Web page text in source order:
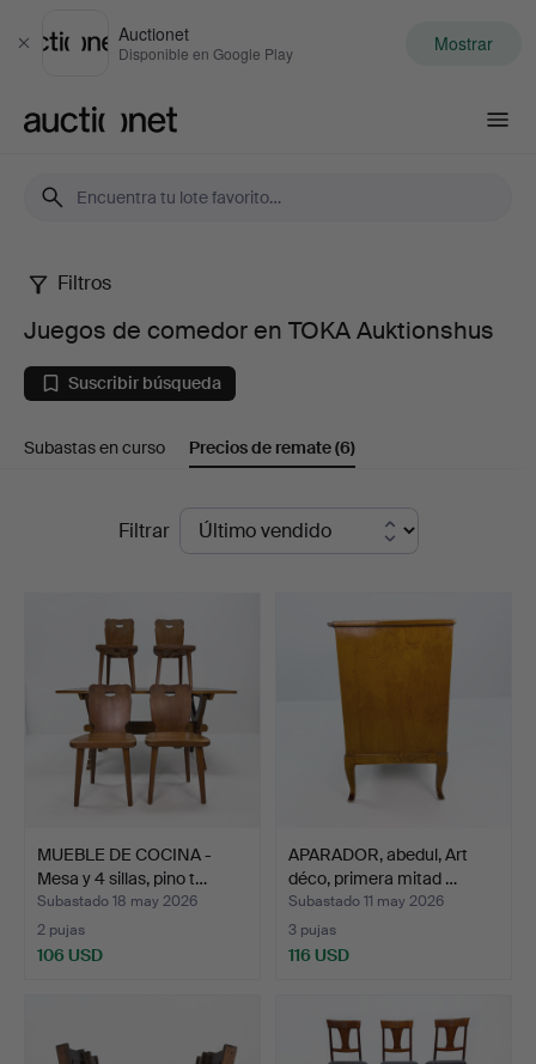
Cerrar
Auctionet
Disponible en Google Play Mostrar
Juegos
de
comedor
en
Filtros
Juegos de comedor en TOKA Auktionshus
Suscribir búsqueda
Subastas en curso Precios de remate(6)
Filtrar
MUEBLE DE COCINA -
Mesa y 4 sillas, pino t…
Subastado 18 may 2026
2 pujas
106 USD
APARADOR, abedul, Art
déco, primera mitad …
Subastado 11 may 2026
3 pujas
116 USD